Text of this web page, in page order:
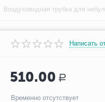
Написать
510.00 Р
Временно отсутствует